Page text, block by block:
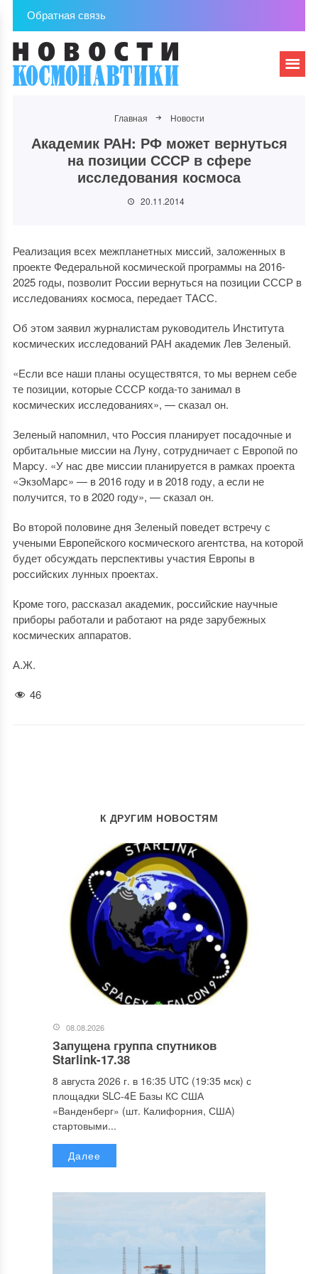
Обратная связь
Главная Новости
Академик РАН: РФ может вернуться
на позиции СССР в сфере
исследования космоса
20.11.2014
Реализация всех межпланетных миссий, заложенных в
проекте Федеральной космической программы на 2016-
2025 годы, позволит России вернуться на позиции СССР в
исследованиях космоса, передает ТАСС.
Об этом заявил журналистам руководитель Института
космических исследований РАН академик Лев Зеленый.
«Если все наши планы осуществятся, то мы вернем себе
те позиции, которые СССР когда-то занимал в
космических исследованиях», — сказал он.
Зеленый напомнил, что Россия планирует посадочные и
орбитальные миссии на Луну, сотрудничает с Европой по
Марсу. «У нас две миссии планируется в рамках проекта
«ЭкзоМарс» — в 2016 году и в 2018 году, а если не
получится, то в 2020 году», — сказал он.
Во второй половине дня Зеленый поведет встречу с
учеными Европейского космического агентства, на которой
будет обсуждать перспективы участия Европы в
российских лунных проектах.
Кроме того, рассказал академик, российские научные
приборы работали и работают на ряде зарубежных
космических аппаратов.
А.Ж.
46
К ДРУГИМ НОВОСТЯМ
08.08.2026
Запущена группа спутников
Starlink-17.38
8 августа 2026 г. в 16:35 UTC (19:35 мск) с
площадки SLC-4E Базы КС США
«Ванденберг» (шт. Калифорния, США)
стартовыми...
Далее